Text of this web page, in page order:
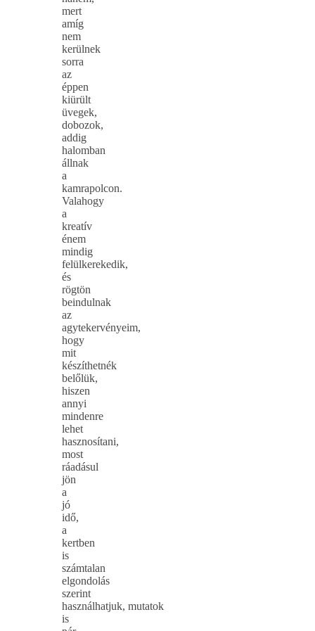
mert
amíg
nem
kerülnek
sorra
az
éppen
kiürült
üvegek,
dobozok,
addig
halomban
állnak
a
kamrapolcon.
Valahogy
a
kreatív
énem
mindig
felülkerekedik,
és
rögtön
beindulnak
az
agytekervényeim,
hogy
mit
készíthetnék
belőlük,
hiszen
annyi
mindenre
lehet
hasznosítani,
most
ráadásul
jön
a
jó
idő,
a
kertben
is
számtalan
elgondolás
szerint
használhatjuk, mutatok
is